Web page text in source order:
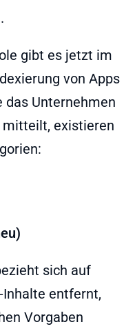
gibt es jetzt im
von Apps
das Unternehmen
mitteilt, existieren
sich auf
Inhalte entfernt,
Vorgaben